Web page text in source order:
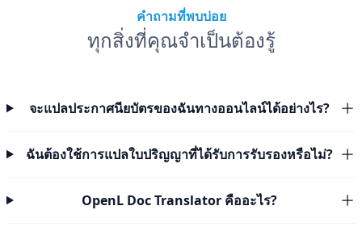
คำถามที่พบบ่อย
ทุกสิ่งที่คุณจำเป็นต้องรู้
จะแปลประกาศนียบัตรของฉันทางออนไลน์ได้อย่างไร?
ฉันต้องใช้การแปลใบปริญญาที่ได้รับการรับรองหรือไม่?
OpenL Doc Translator คืออะไร?